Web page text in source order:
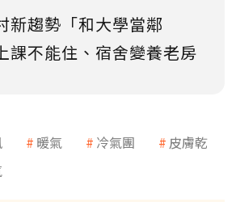
新趨勢「和大學當鄰
課不能住、宿舍變養老房
暖氣 冷氣團
皮膚乾